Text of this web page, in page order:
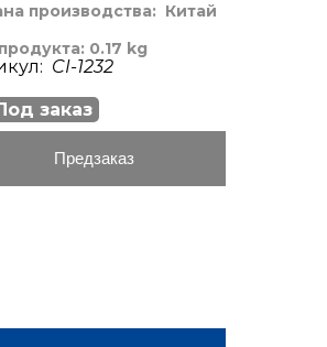
производства: Китай
0.17 kg
CI-1232
заказ
Предзаказ